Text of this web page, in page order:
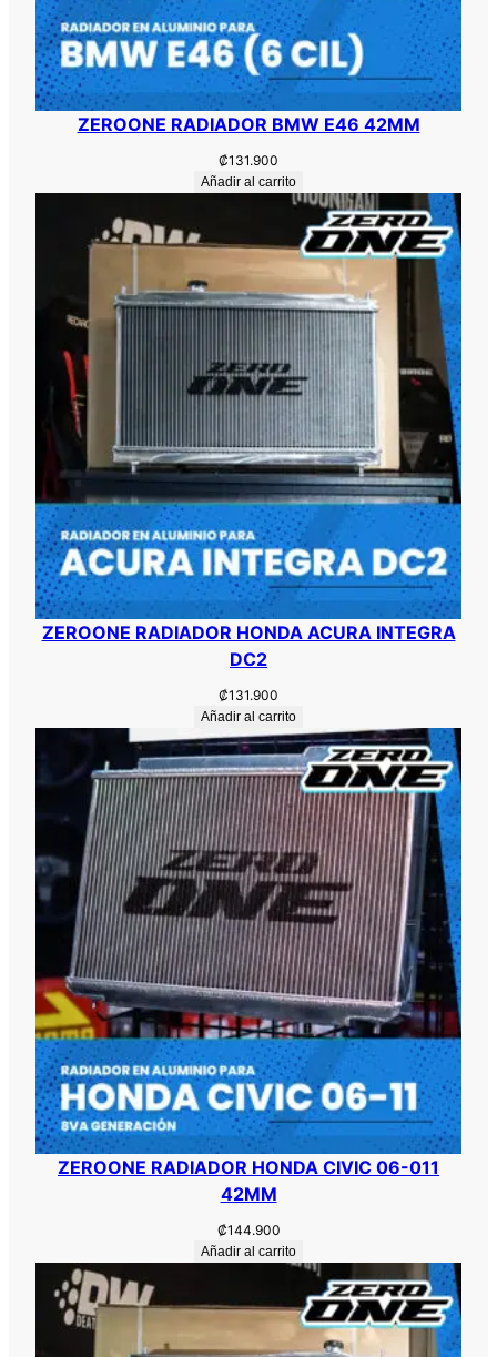
ZEROONE RADIADOR BMW E46 42MM
₡131.900
Añadir al carrito
ZEROONE RADIADOR HONDA ACURA INTEGRA
DC2
₡131.900
Añadir al carrito
ZEROONE RADIADOR HONDA CIVIC 06-011
42MM
₡144.900
Añadir al carrito